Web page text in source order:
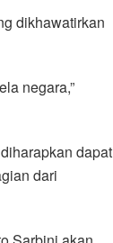
dikhawatirkan
negara,”
dapat
dari